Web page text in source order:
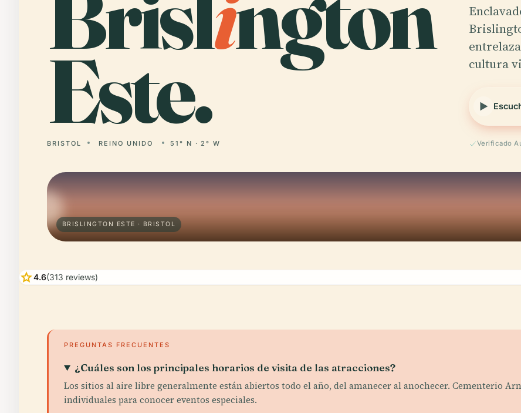
Este.
BRISTOL REINO UNIDO 51° N · 2° W
cultura
Verificado
BRISLINGTON ESTE · BRISTOL
star4.6(313 reviews)
PREGUNTAS FRECUENTES
¿Cuáles son los principales horarios de visita de las atracciones?
Los sitios al aire libre generalmente están abiertos todo el año, del amanecer al anochecer. Cementerio
individuales para conocer eventos especiales.